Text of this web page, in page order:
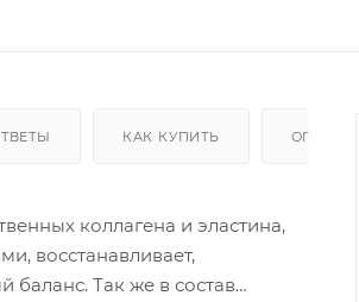
КАК КУПИТЬ ОПЛАТА
коллагена и эластина,
восстанавливает,
баланс. Так же в состав